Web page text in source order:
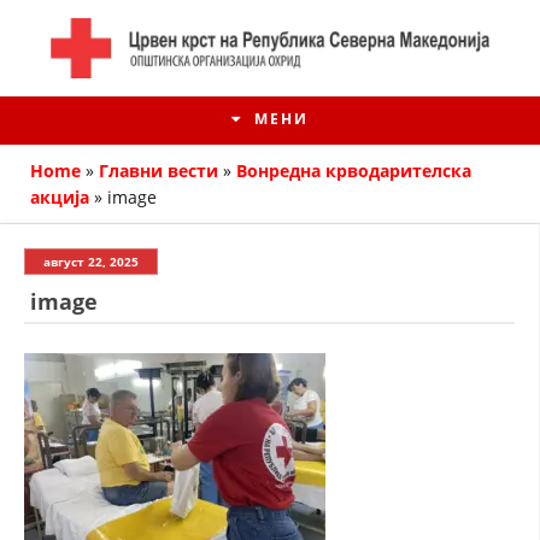
МЕНИ
ИСТОРИЈАТ НА ЦКРМ
ИСТОРИЈАТ НА ДВИЖЕЊЕТО
Home » Главни вести » Вонредна крводарителска
акција » image
август 22, 2025
image